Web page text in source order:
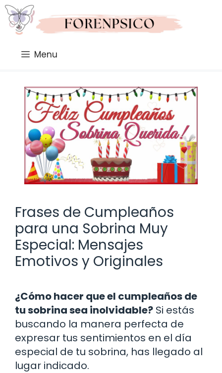
Saltar
al
contenido
Menu
Frases de Cumpleaños
para una Sobrina Muy
Especial: Mensajes
Emotivos y Originales
¿Cómo hacer que el cumpleaños de
tu sobrina sea inolvidable? Si estás
buscando la manera perfecta de
expresar tus sentimientos en el día
especial de tu sobrina, has llegado al
lugar indicado.